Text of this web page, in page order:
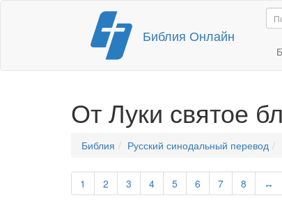
Перейти
содержимому
Библия Онлайн
От Луки святое
Библия Русский синодальный перевод
1 2 3 4 5 6 7 8 ↔